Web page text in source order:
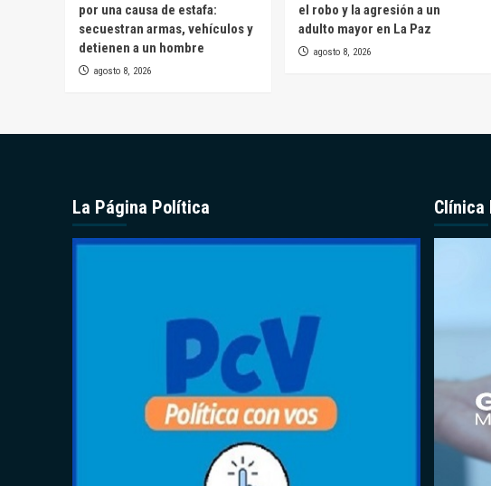
por una causa de estafa:
secuestran armas, vehículos y
detienen a un hombre
agosto 8, 2026
el robo y la agresión a un
adulto mayor en La Paz
agosto 8, 2026
La Página Política Clínica